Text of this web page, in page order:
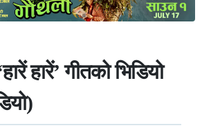
हारें’ गीतको भिडियो